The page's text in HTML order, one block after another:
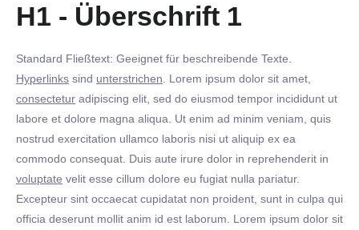
H1 - Überschrift 1
Standard Fließtext: Geeignet für beschreibende Texte.
Hyperlinks sind unterstrichen . Lorem ipsum dolor sit amet,
consectetur adipiscing elit, sed do eiusmod tempor incididunt ut
labore et dolore magna aliqua. Ut enim ad minim veniam, quis
nostrud exercitation ullamco laboris nisi ut aliquip ex ea
commodo consequat. Duis aute irure dolor in reprehenderit in
voluptate velit esse cillum dolore eu fugiat nulla pariatur.
Excepteur sint occaecat cupidatat non proident, sunt in culpa qui
officia deserunt mollit anim id est laborum. Lorem ipsum dolor sit